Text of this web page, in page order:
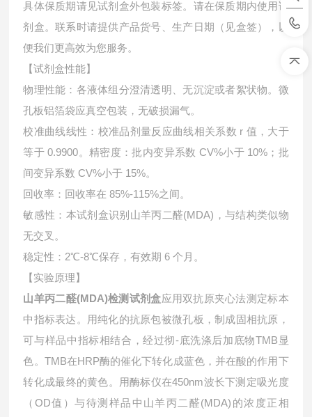
具体保质期请见试剂盒外包装标签。请在保质期内使用试
剂盒。联系时请提供产品货号、生产日期（见盒签），以
便我们更高效为您服务。
【试剂盒性能】
物理性能：各液体组分澄清透明、无沉淀或者絮状物。微
孔板铝箔袋应真空包装，无破损漏气。
校准曲线线性：校准品剂量反应曲线相关系数 r 值，大于
等于 0.9900。精密度：批内变异系数 CV%小于 10%；批
间变异系数 CV%小于 15%。
回收率：回收率在 85%-115%之间。
敏感性：本试剂盒识别山羊丙二醛(MDA)，与结构类似物
无交叉。
稳定性：2℃-8℃保存，有效期 6 个月。
【实验原理】
山羊丙二醛(MDA)检测试剂盒应用双抗原夹心法测定标本
中指标表达。用纯化的抗原包被微孔板，制成固相抗原，
可与样品中指标相结合，经过彻-底洗涤后加底物TMB显
色。TMB在HRP酶的催化下转化成蓝色，并在酸的作用下
转化成最终的黄色。用酶标仪在450nm波长下测定吸光度
（OD值）与待测样品中 山羊丙二醛(MDA)的浓度正相